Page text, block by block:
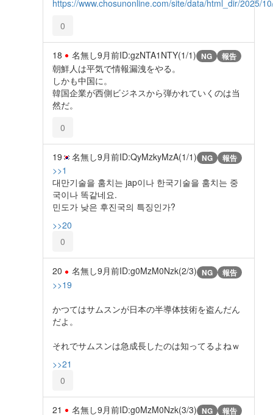
https://www.chosunonline.com/site/data/html_dir/2025/
0
18 名無し9月前ID:gzNTA1NTY(1/1) NG 報告
朝鮮人は平気で情報漏洩をやる。
しかも中国に。
韓国企業が西側ビジネスから弾かれていくのは当
然だ。
0
19 名無し9月前ID:QyMzkyMzA(1/1) NG 報告
>>1
대만기술을 훔치는 jap이나 한국기술을 훔치는 중
국이나 똑같네요.
민도가 낮은 후진국의 특징인가?
>>20
0
20 名無し9月前ID:g0MzM0Nzk(2/3) NG 報告
>>19
かつてはサムスンが日本の半導体技術を盗んだん
だよ。
それでサムスンは急成長したのは知ってるよねｗ
>>21
0
21 名無し9月前ID:g0MzM0Nzk(3/3) NG 報告